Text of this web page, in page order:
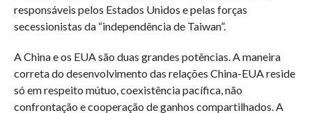
responsáveis pelos Estados Unidos e pelas forças
secessionistas da “independência de Taiwan”.
A China e os EUA são duas grandes potências. A maneira
correta do desenvolvimento das relações China-EUA reside
só em respeito mútuo, coexistência pacífica, não
confrontação e cooperação de ganhos compartilhados. A